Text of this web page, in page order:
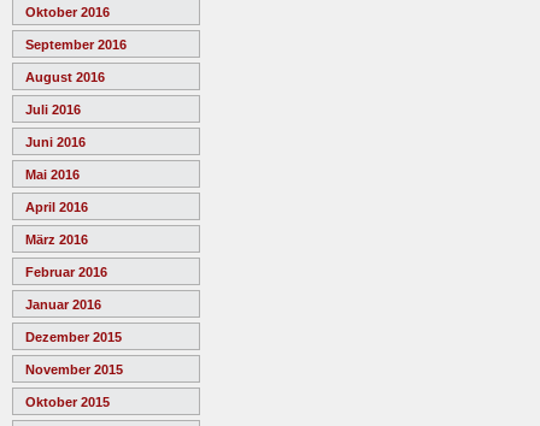
Oktober 2016
September 2016
August 2016
Juli 2016
Juni 2016
Mai 2016
April 2016
März 2016
Februar 2016
Januar 2016
Dezember 2015
November 2015
Oktober 2015